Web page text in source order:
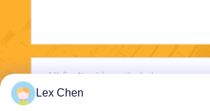
Lex Chen